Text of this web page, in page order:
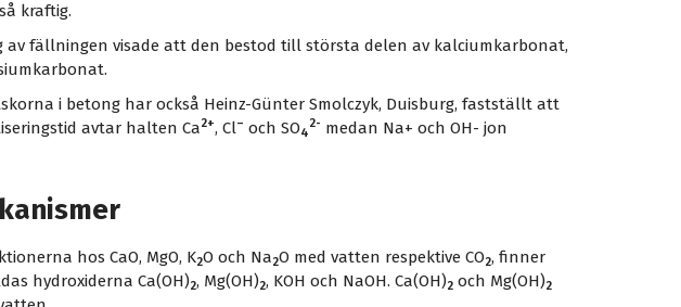
kraftig.
av fällningen visade att den bestod till största delen av kalciumkarbonat,
i betong har också Heinz-Günter Smolczyk, Duisburg, fastställt att
avtar halten Ca2+, Cl– och SO4
2- medan Na+ och OH- jon
hos CaO, MgO, K2O och Na2O med vatten respektive CO2, finner
hydroxiderna Ca(OH)2, Mg(OH)2, KOH och NaOH. Ca(OH)2 och Mg(OH)2